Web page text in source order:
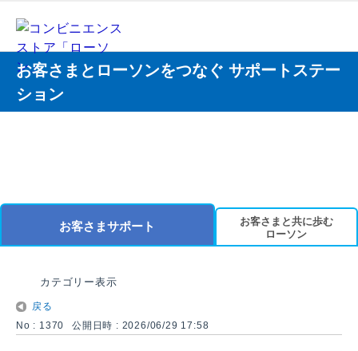
お客さまとローソンをつなぐ サポートステー
ション
お客さまサポート
お客さまと共に歩む
ローソン
カテゴリー表示
戻る
No : 1370
公開日時 : 2026/06/29 17:58